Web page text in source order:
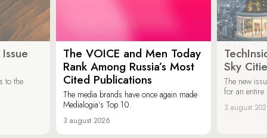
to the
The VOICE and Men Today
Rank Among Russia’s Most
Cited Publications
The media brands have once again made
Medialogia’s Top 10.
3 august 2026
Sky
The new
for an entire
3 august